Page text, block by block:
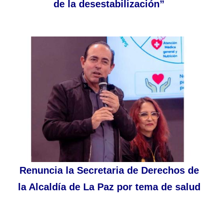
de la desestabilización”
Renuncia la Secretaria de Derechos de
la Alcaldía de La Paz por tema de salud